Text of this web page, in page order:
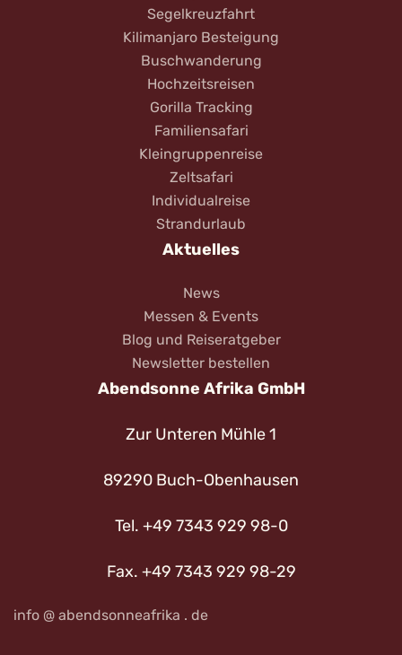
Segelkreuzfahrt
Kilimanjaro Besteigung
Buschwanderung
Hochzeitsreisen
Gorilla Tracking
Familiensafari
Kleingruppenreise
Zeltsafari
Individualreise
Strandurlaub
Aktuelles
News
Messen & Events
Blog und Reiseratgeber
Newsletter bestellen
Abendsonne Afrika GmbH
Zur Unteren Mühle 1
89290 Buch-Obenhausen
Tel. +49 7343 929 98-0
Fax. +49 7343 929 98-29
info @ abendsonneafrika . de